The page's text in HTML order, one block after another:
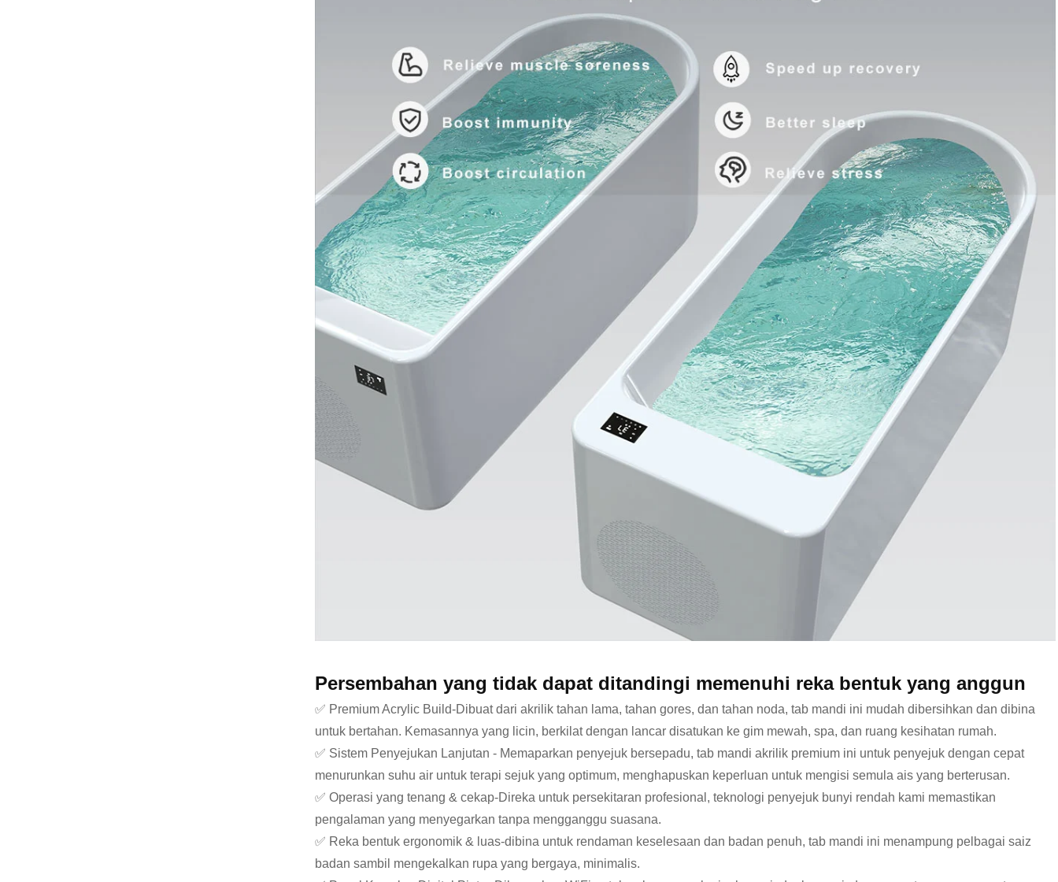
Persembahan yang tidak dapat ditandingi memenuhi reka bentuk yang anggun
✅ Premium Acrylic Build-Dibuat dari akrilik tahan lama, tahan gores, dan tahan noda, tab mandi ini mudah dibersihkan dan dibina
untuk bertahan. Kemasannya yang licin, berkilat dengan lancar disatukan ke gim mewah, spa, dan ruang kesihatan rumah.
✅ Sistem Penyejukan Lanjutan - Memaparkan penyejuk bersepadu, tab mandi akrilik premium ini untuk penyejuk dengan cepat
menurunkan suhu air untuk terapi sejuk yang optimum, menghapuskan keperluan untuk mengisi semula ais yang berterusan.
✅ Operasi yang tenang & cekap-Direka untuk persekitaran profesional, teknologi penyejuk bunyi rendah kami memastikan
pengalaman yang menyegarkan tanpa mengganggu suasana.
✅ Reka bentuk ergonomik & luas-dibina untuk rendaman keselesaan dan badan penuh, tab mandi ini menampung pelbagai saiz
badan sambil mengekalkan rupa yang bergaya, minimalis.